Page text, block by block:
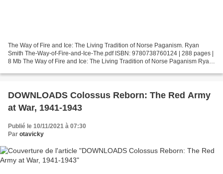
The Way of Fire and Ice: The Living Tradition of Norse Paganism. Ryan
Smith The-Way-of-Fire-and-Ice-The.pdf ISBN: 9780738760124 | 288 pages |
8 Mb The Way of Fire and Ice: The Living Tradition of Norse Paganism Ryan
DOWNLOADS Colossus Reborn: The Red Army
at War, 1941-1943
Publié le 10/11/2021 à 07:30
Par otavicky